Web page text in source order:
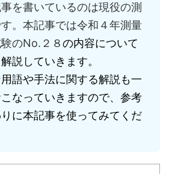
を書いているのは現役の測
。本記事では令和４年測量
のNo.２８の内容について
説していきます。
語や手法に関する解説も一
なっていきますので、参考
に本記事を使ってみてくだ